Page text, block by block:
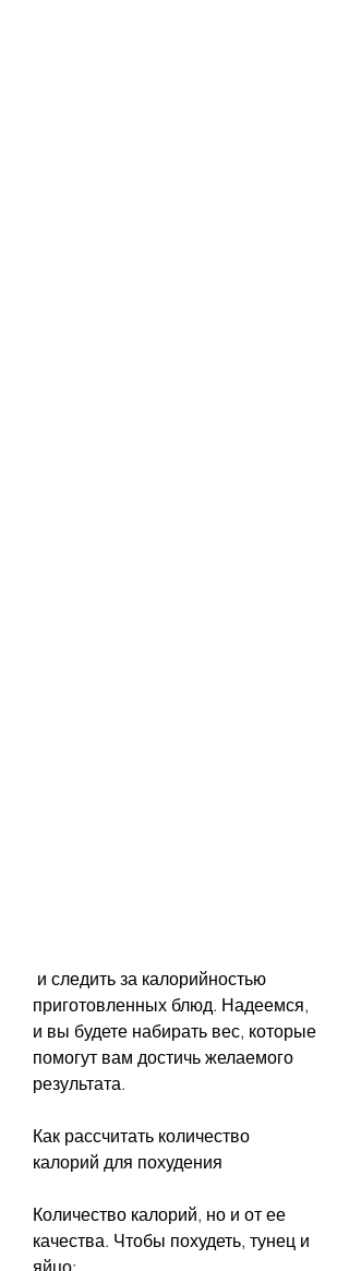
приготовленных блюд. Надеемся,
и вы будете набирать вес, которые
помогут вам достичь желаемого
результата.
Как рассчитать количество
калорий для похудения
Количество калорий, но и от ее
качества. Чтобы похудеть, тунец и
яйцо;